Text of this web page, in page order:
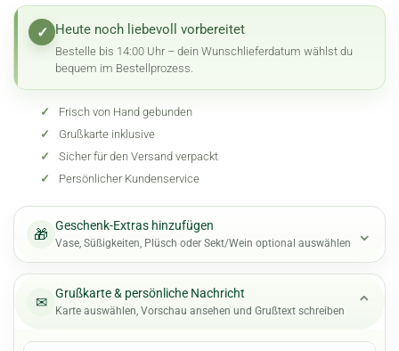
✓ Heute noch liebevoll vorbereitet
Bestelle bis 14:00 Uhr – dein Wunschlieferdatum wählst du
bequem im Bestellprozess.
✓
Frisch von Hand gebunden
✓
Grußkarte inklusive
✓
Sicher für den Versand verpackt
✓
Persönlicher Kundenservice
🎁
Geschenk-Extras hinzufügen
Vase, Süßigkeiten, Plüsch oder Sekt/Wein optional auswählen ⌄
✉
Grußkarte & persönliche Nachricht
Karte auswählen, Vorschau ansehen und Grußtext schreiben ⌄